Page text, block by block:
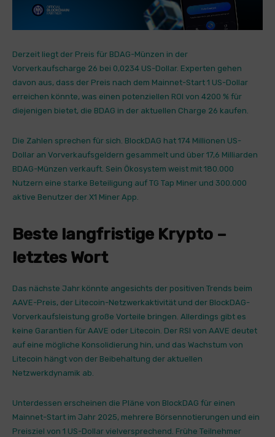
Derzeit liegt der Preis für BDAG-Münzen in der
Vorverkaufscharge 26 bei 0,0234 US-Dollar. Experten gehen
davon aus, dass der Preis nach dem Mainnet-Start 1 US-Dollar
erreichen könnte, was einen potenziellen ROI von 4200 % für
diejenigen bietet, die BDAG in der aktuellen Charge 26 kaufen.
Die Zahlen sprechen für sich. BlockDAG hat 174 Millionen US-
Dollar an Vorverkaufsgeldern gesammelt und über 17,6 Milliarden
BDAG-Münzen verkauft. Sein Ökosystem weist mit 180.000
Nutzern eine starke Beteiligung auf TG Tap Miner und 300.000
aktive Benutzer der X1 Miner App.
Beste langfristige Krypto –
letztes Wort
Das nächste Jahr könnte angesichts der positiven Trends beim
AAVE-Preis, der Litecoin-Netzwerkaktivität und der BlockDAG-
Vorverkaufsleistung große Vorteile bringen. Allerdings gibt es
keine Garantien für AAVE oder Litecoin. Der RSI von AAVE deutet
auf eine mögliche Konsolidierung hin, und das Wachstum von
Litecoin hängt von der Beibehaltung der aktuellen
Netzwerkdynamik ab.
Unterdessen erscheinen die Pläne von BlockDAG für einen
Mainnet-Start im Jahr 2025, mehrere Börsennotierungen und ein
Preisziel von 1 US-Dollar vielversprechend. Frühe Teilnehmer